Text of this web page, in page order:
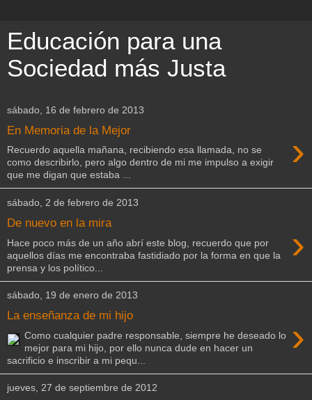
Educación para una
Sociedad más Justa
sábado, 16 de febrero de 2013
En Memoria de la Mejor ›
Recuerdo aquella mañana, recibiendo esa llamada, no se
como describirlo, pero algo dentro de mi me impulso a exigir
que me digan que estaba ...
sábado, 2 de febrero de 2013
De nuevo en la mira ›
Hace poco más de un año abrí este blog, recuerdo que por
aquellos días me encontraba fastidiado por la forma en que la
prensa y los político...
sábado, 19 de enero de 2013
La enseñanza de mi hijo ›
Como cualquier padre responsable, siempre he deseado lo
mejor para mi hijo, por ello nunca dude en hacer un
sacrificio e inscribir a mi pequ...
jueves, 27 de septiembre de 2012